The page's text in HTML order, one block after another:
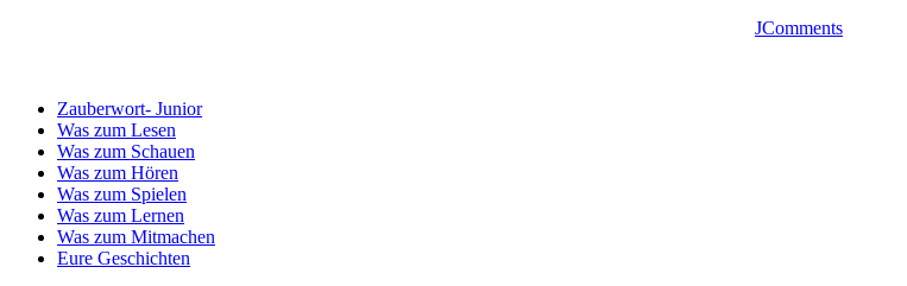
JComments
Zauberwort- Junior
Was zum Lesen
Was zum Schauen
Was zum Hören
Was zum Spielen
Was zum Lernen
Was zum Mitmachen
Eure Geschichten